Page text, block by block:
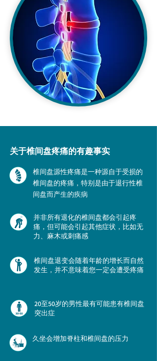
关于椎间盘疼痛的有趣事实
椎间盘源性疼痛是一种源自于受损的
椎间盘的疼痛，特别是由于退行性椎
间盘而产生的疾病
并非所有退化的椎间盘都会引起疼
痛，但可能会引起其他症状，比如无
力、麻木或刺痛感
椎间盘退变会随着年龄的增长而自然
发生，并不意味着您一定会遭受疼痛
20至50岁的男性最有可能患有椎间盘
突出症
久坐会增加脊柱和椎间盘的压力